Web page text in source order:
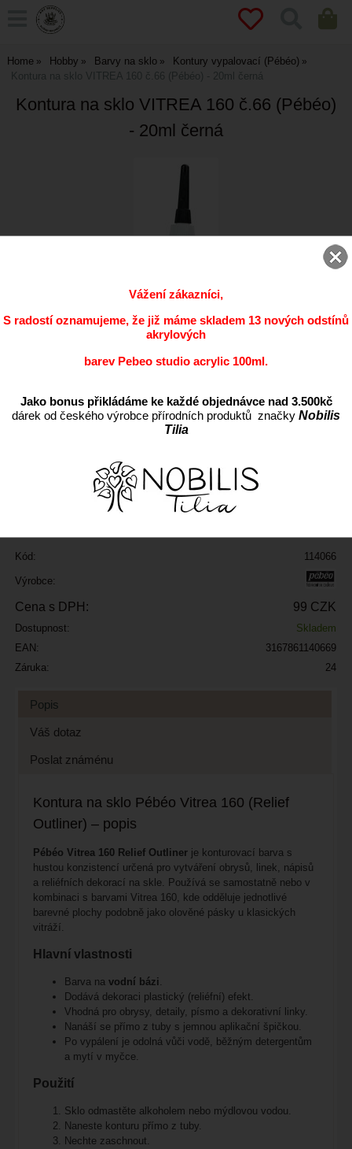
Home Hobby Barvy na sklo
Kontury vypalovací (Pébéo)
Kontura na sklo VITREA 160 č.66 (Pébéo) - 20ml černá
Kontura na sklo VITREA 160 č.66 (Pébéo)
- 20ml černá
ks
Kód: 114066
Výrobce:
Cena s DPH: 99 CZK
Dostupnost:
Skladem
EAN:
3167861140669
Záruka:
24
Popis
Váš dotaz
Poslat známénu
Kontura na sklo Pébéo Vitrea 160 (Relief
Outliner) – popis
Pébéo Vitrea 160 Relief Outlinerje konturovací barva s
hustou konzistencí určená pro vytváření obrysů, linek, nápisů
a reliéfních dekorací na skle. Používá se samostatně nebo v
kombinaci s barvami Vitrea 160, kde odděluje jednotlivé
barevné plochy podobně jako olověné pásky u klasických
vitráží.
Hlavní vlastnosti
Barva na vodní bázi.
Dodává dekoraci plastický (reliéfní) efekt.
Vhodná pro obrysy, detaily, písmo a dekorativní linky.
Nanáší se přímo z tuby s jemnou aplikační špičkou.
Po vypálení je odolná vůči vodě, běžným detergentům
a mytí v myčce.
Použití
Sklo odmastěte alkoholem nebo mýdlovou vodou.
Naneste konturu přímo z tuby.
Nechte zaschnout.
Vážení zákazníci,
S radostí oznamujeme, že již máme skladem 13 nových odstínů
akrylových
barev Pebeo studio acrylic 100ml.
Jako bonus přikládáme ke každé objednávce nad 3.500kč
dárek od českého výrobce přírodních produktů značky Nobilis
Tilia